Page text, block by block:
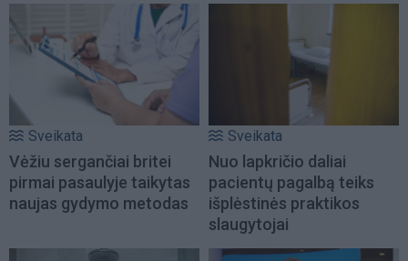
Sveikata
Vėžiu sergančiai britei
pirmai pasaulyje taikytas
naujas gydymo metodas
Sveikata
Nuo lapkričio daliai
pacientų pagalbą teiks
išplėstinės praktikos
slaugytojai